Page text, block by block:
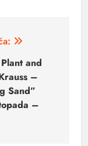
and
–
Sand”
–